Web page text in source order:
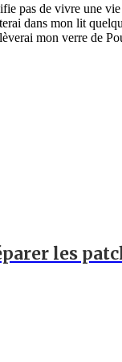
pas de vivre une
dans mon lit
mon verre de
les